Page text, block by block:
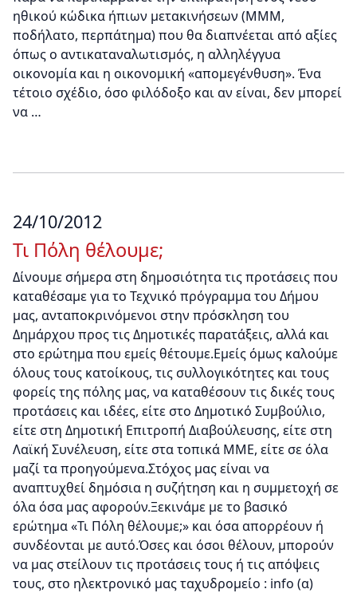
ηθικού κώδικα ήπιων μετακινήσεων (ΜΜΜ,
ποδήλατο, περπάτημα) που θα διαπνέεται από αξίες
όπως ο αντικαταναλωτισμός, η αλληλέγγυα
οικονομία και η οικονομική «απομεγένθυση». Ένα
τέτοιο σχέδιο, όσο φιλόδοξο και αν είναι, δεν μπορεί
να …
24/10/2012
Τι Πόλη θέλουμε;
Δίνουμε σήμερα στη δημοσιότητα τις προτάσεις που
καταθέσαμε για το Τεχνικό πρόγραμμα του Δήμου
μας, ανταποκρινόμενοι στην πρόσκληση του
Δημάρχου προς τις Δημοτικές παρατάξεις, αλλά και
στο ερώτημα που εμείς θέτουμε.Εμείς όμως καλούμε
όλους τους κατοίκους, τις συλλογικότητες και τους
φορείς της πόλης μας, να καταθέσουν τις δικές τους
προτάσεις και ιδέες, είτε στο Δημοτικό Συμβούλιο,
είτε στη Δημοτική Επιτροπή Διαβούλευσης, είτε στη
Λαϊκή Συνέλευση, είτε στα τοπικά ΜΜΕ, είτε σε όλα
μαζί τα προηγούμενα.Στόχος μας είναι να
αναπτυχθεί δημόσια η συζήτηση και η συμμετοχή σε
όλα όσα μας αφορούν.Ξεκινάμε με το βασικό
ερώτημα «Τι Πόλη θέλουμε;» και όσα απορρέουν ή
συνδέονται με αυτό.Όσες και όσοι θέλουν, μπορούν
να μας στείλουν τις προτάσεις τους ή τις απόψεις
τους, στο ηλεκτρονικό μας ταχυδρομείο : info (α)